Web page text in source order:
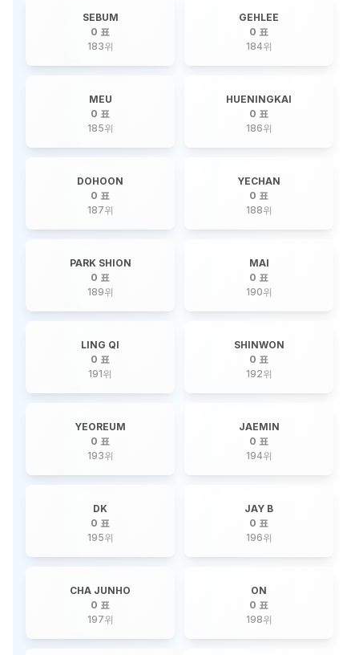
SEBUM
0 표
183위
GEHLEE
0 표
184위
MEU
0 표
185위
HUENINGKAI
0 표
186위
DOHOON
0 표
187위
YECHAN
0 표
188위
PARK SHION
0 표
189위
MAI
0 표
190위
LING QI
0 표
191위
SHINWON
0 표
192위
YEOREUM
0 표
193위
JAEMIN
0 표
194위
DK
0 표
195위
JAY B
0 표
196위
CHA JUNHO
0 표
197위
ON
0 표
198위